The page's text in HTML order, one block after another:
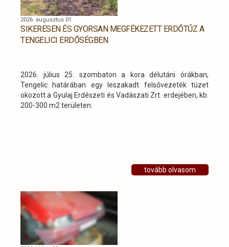
2026. augusztus 01.
SIKERESEN ÉS GYORSAN MEGFÉKEZETT ERDŐTŰZ A
TENGELICI ERDŐSÉGBEN
2026. július 25. szombaton a kora délutáni órákban,
Tengelic határában egy leszakadt felsővezeték tüzet
okozott a Gyulaj Erdészeti és Vadászati Zrt. erdejében, kb.
200-300 m2 területen.
tovább olvasom